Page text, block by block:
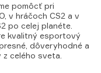
pomôcť pri
v hráčoch CS2 a v
po celej planéte.
kvalitný esportový
dôveryhodné a
celého sveta.